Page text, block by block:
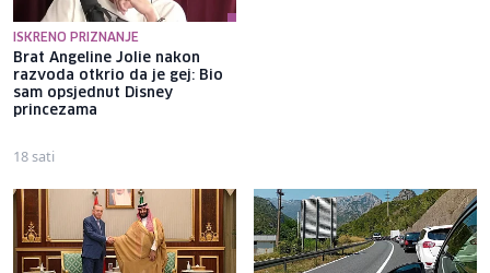
ISKRENO PRIZNANJE
Brat Angeline Jolie nakon
razvoda otkrio da je gej: Bio
sam opsjednut Disney
princezama
18 sati